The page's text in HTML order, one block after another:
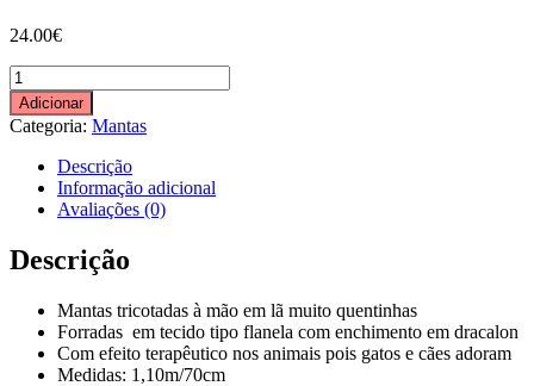
24.00€
Quantidade
de
MANTAS
EM
ACOLCHOADAS
TULIPA
Adicionar
Categoria: Mantas
Descrição
Informação adicional
Avaliações (0)
Descrição
Mantas tricotadas à mão em lã muito quentinhas
Forradas em tecido tipo flanela com enchimento em dracalon
Com efeito terapêutico nos animais pois gatos e cães adoram
Medidas: 1,10m/70cm